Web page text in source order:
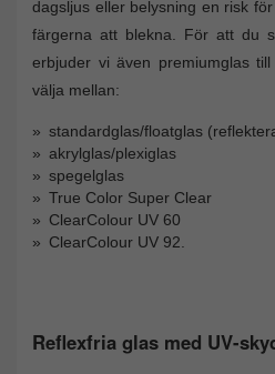
dagsljus eller belysning en risk
färgerna att blekna. För att du
erbjuder vi även premiumglas
välja mellan:
standardglas/floatglas
akrylglas/plexiglas
spegelglas
True Color Super Clear
ClearColour UV 60
ClearColour UV 92.
Reflexfria glas med UV-